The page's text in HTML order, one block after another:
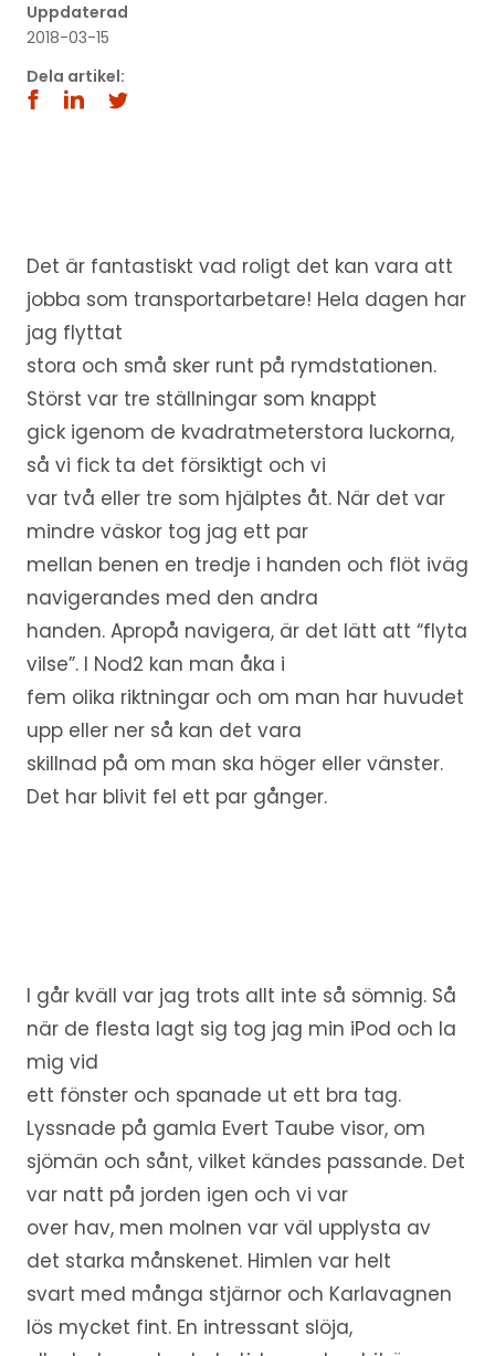
Uppdaterad
2018-03-15
Dela artikel:
Det är fantastiskt vad roligt det kan vara att
jobba som transportarbetare! Hela dagen har
jag flyttat
stora och små sker runt på rymdstationen.
Störst var tre ställningar som knappt
gick igenom de kvadratmeterstora luckorna,
så vi fick ta det försiktigt och vi
var två eller tre som hjälptes åt. När det var
mindre väskor tog jag ett par
mellan benen en tredje i handen och flöt iväg
navigerandes med den andra
handen. Apropå navigera, är det lätt att “flyta
vilse”. I Nod2 kan man åka i
fem olika riktningar och om man har huvudet
upp eller ner så kan det vara
skillnad på om man ska höger eller vänster.
Det har blivit fel ett par gånger.
I går kväll var jag trots allt inte så sömnig. Så
när de flesta lagt sig tog jag min iPod och la
mig vid
ett fönster och spanade ut ett bra tag.
Lyssnade på gamla Evert Taube visor, om
sjömän och sånt, vilket kändes passande. Det
var natt på jorden igen och vi var
over hav, men molnen var väl upplysta av
det starka månskenet. Himlen var helt
svart med många stjärnor och Karlavagnen
lös mycket fint. En intressant slöja,